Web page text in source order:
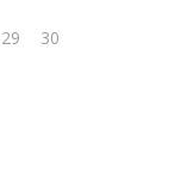
29 30